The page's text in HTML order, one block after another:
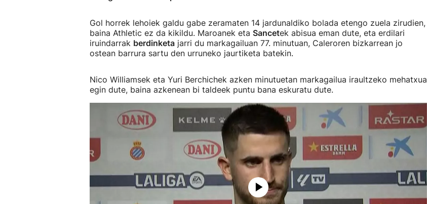
Gol horrek lehoiek galdu gabe zeramaten 14 jardunaldiko bolada etengo zuela zirudien,
baina Athletic ez da kikildu. Maroanek eta Sancetek abisua eman dute, eta erdilari
iruindarrak berdinketa jarri du markagailuan 77. minutuan, Caleroren bizkarrean jo
ostean barrura sartu den urruneko jaurtiketa batekin.
Nico Williamsek eta Yuri Berchichek azken minutuetan markagailua iraultzeko mehatxua
egin dute, baina azkenean bi taldeek puntu bana eskuratu dute.